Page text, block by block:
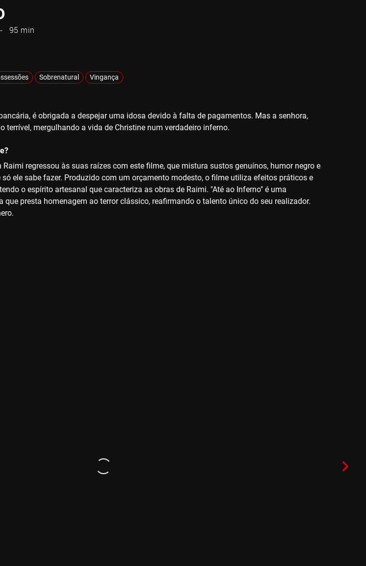
95 min
Sobrenatural Vingança
é obrigada a despejar uma idosa devido à falta de pagamentos. Mas a senhora,
terrível, mergulhando a vida de Christine num verdadeiro inferno.
regressou às suas raízes com este filme, que mistura sustos genuínos, humor negro e
ele sabe fazer. Produzido com um orçamento modesto, o filme utiliza efeitos práticos e
o espírito artesanal que caracteriza as obras de Raimi. "Até ao Inferno" é uma
que presta homenagem ao terror clássico, reafirmando o talento único do seu realizador.